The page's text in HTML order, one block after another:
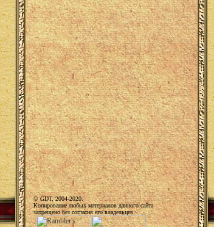
© GDT, 2004-2020.
Копирование любых материалов данного сайта
запрещено без согласия его владельцев.